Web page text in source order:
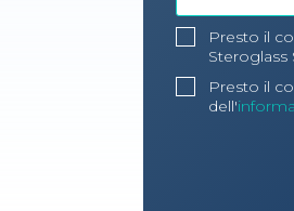
Presto il
Steroglass
Presto il
dell'